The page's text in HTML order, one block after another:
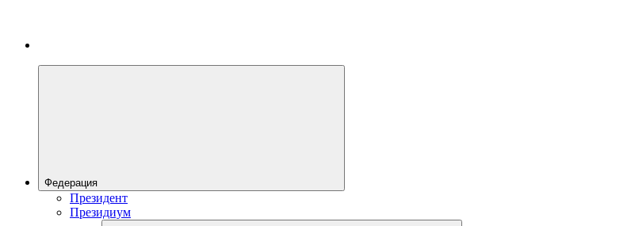
Федерация
Президент
Президиум